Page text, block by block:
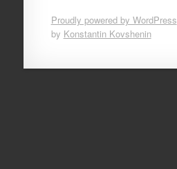
Proudly powered by WordPress
by Konstantin Kovshenin